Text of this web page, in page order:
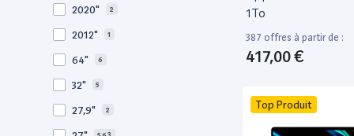
2020" 2
2012" 1
64" 6
32" 5
27,9" 2
1To
387 offres à partir de :
417,00 €
Top Produit